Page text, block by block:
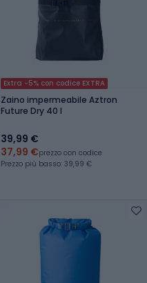
Extra -5% con codice EXTRA
Zaino impermeabile Aztron
Future Dry 40 l
39,99 €
37,99 €prezzo con codice
Prezzo più basso: 39,99 €